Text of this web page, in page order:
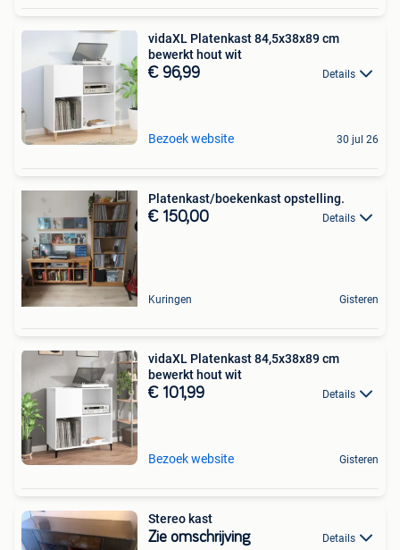
vidaXL Platenkast 84,5x38x89 cm
bewerkt hout wit
€ 96,99 Details
Bezoek website 30 jul 26
Platenkast/boekenkast opstelling.
€ 150,00 Details
Kuringen Gisteren
vidaXL Platenkast 84,5x38x89 cm
bewerkt hout wit
€ 101,99 Details
Bezoek website Gisteren
Stereo kast
Zie omschrijving Details